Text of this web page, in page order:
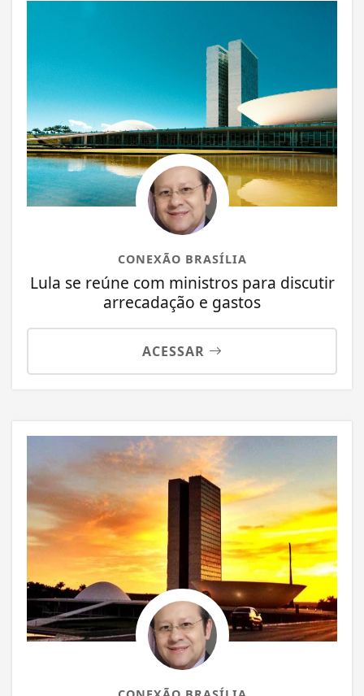
CONEXÃO BRASÍLIA
Lula se reúne com ministros para discutir
arrecadação e gastos
ACESSAR